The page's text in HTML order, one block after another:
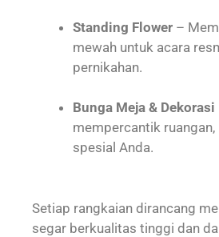
Standing Flower –
mewah untuk acara
pernikahan.
Bunga Meja & Dekorasi
mempercantik
spesial Anda.
Setiap rangkaian dirancang
segar berkualitas tinggi dan